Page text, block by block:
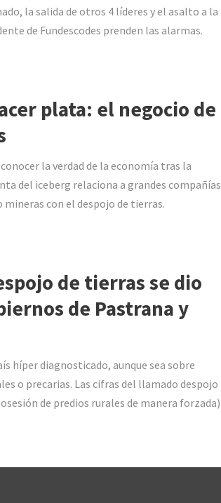
la salida de otros 4 líderes y el asalto a la
de Fundescodes prenden las alarmas.
plata: el negocio de
la verdad de la economía tras la
del iceberg relaciona a grandes compañías
con el despojo de tierras.
de tierras se dio
de Pastrana y
híper diagnosticado, aunque sea sobre
o precarias. Las cifras del llamado despojo
de predios rurales de manera forzada)